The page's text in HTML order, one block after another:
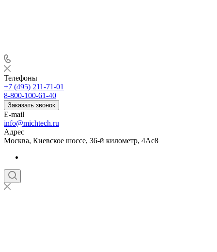
Телефоны
+7 (495) 211-71-01
8-800-100-61-40
Заказать звонок
E-mail
info@michtech.ru
Адрес
Москва, Киевское шоссе, 36-й километр, 4Ас8